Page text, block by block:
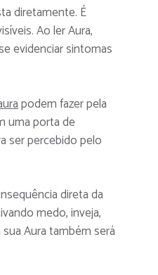
diretamente. É
Ao ler Aura,
evidenciar sintomas
podem fazer pela
uma porta de
ser percebido pelo
direta da
medo, inveja,
Aura também será